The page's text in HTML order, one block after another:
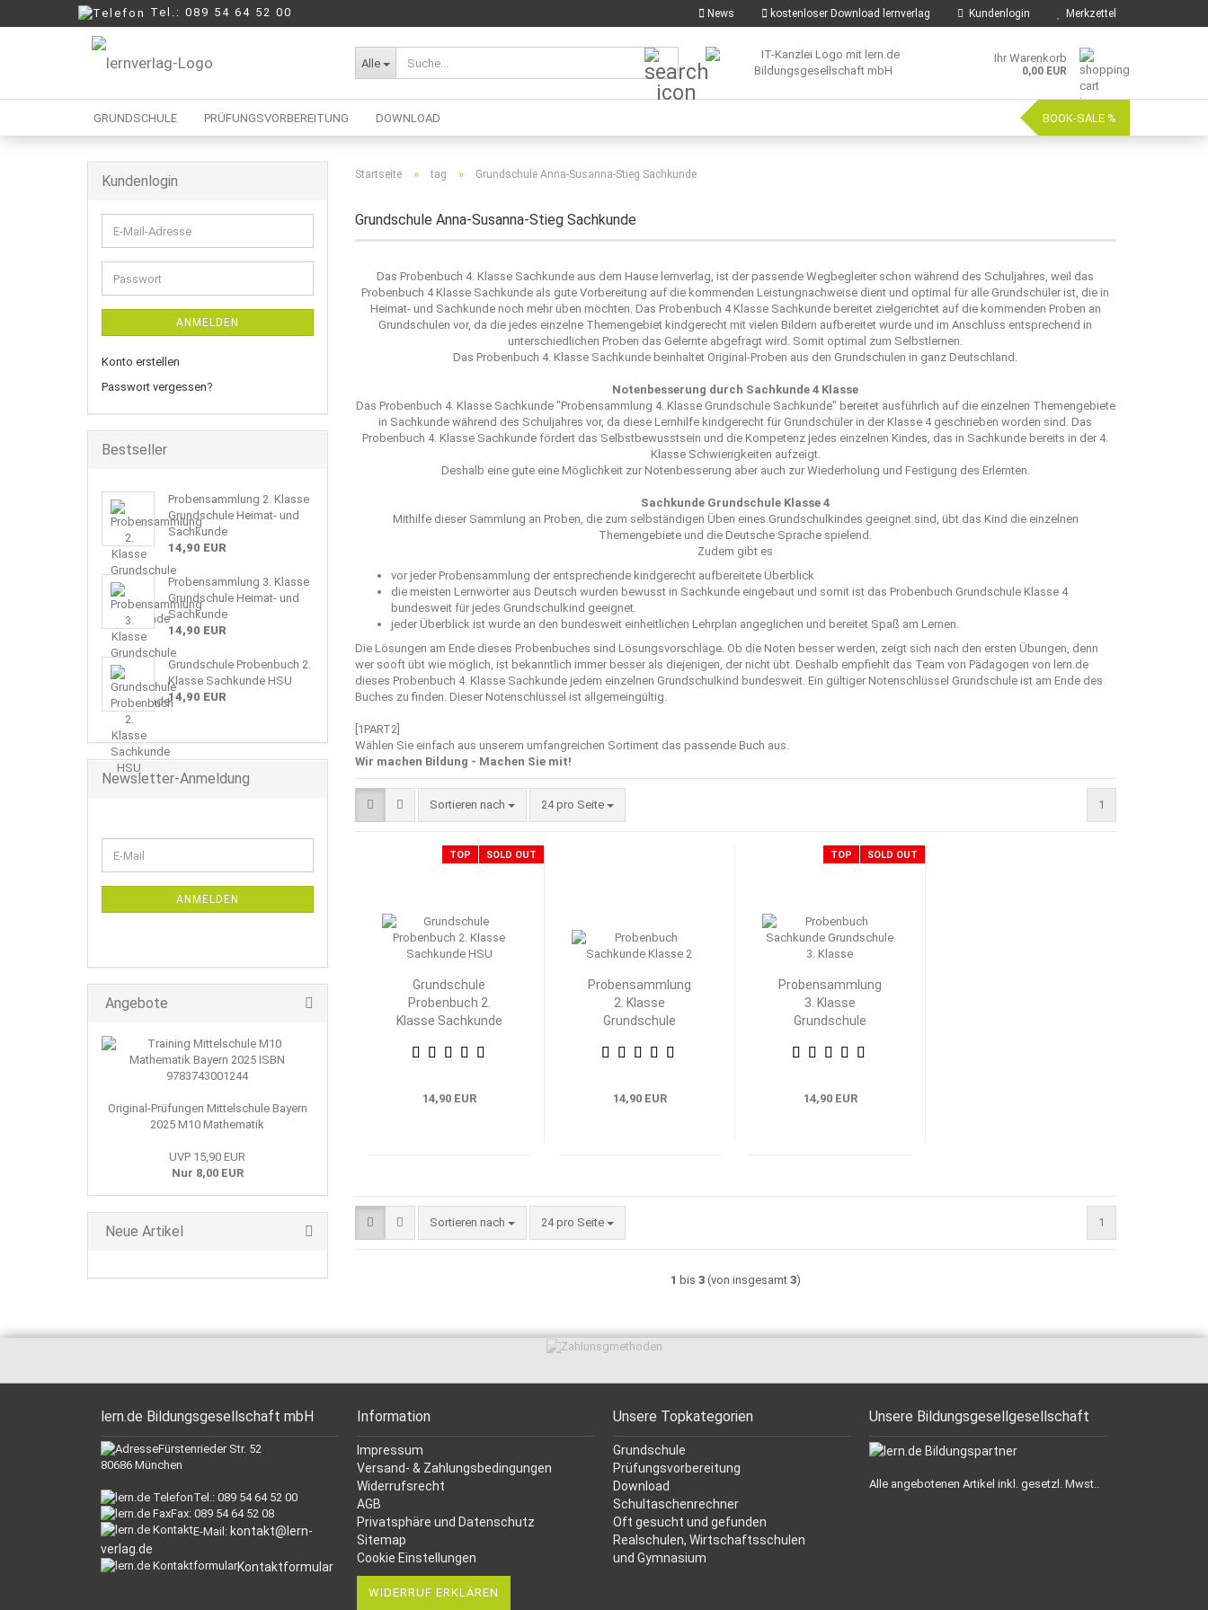
News kostenloser Download lernverlag Kundenlogin Merkzettel
Tel.: 089 54 64 52 00
Alle
Suche... Ihr Warenkorb
0,00 EUR
GRUNDSCHULE PRÜFUNGSVORBEREITUNG
Mittelschule
DOWNLOAD BOOK-SALE %
Startseite » tag » Grundschule Anna-Susanna-Stieg Sachkunde
Grundschule Anna-Susanna-Stieg Sachkunde
Das Probenbuch 4. Klasse Sachkunde aus dem Hause lernverlag, ist der passende Wegbegleiter schon während des Schuljahres, weil das
Probenbuch 4 Klasse Sachkunde als gute Vorbereitung auf die kommenden Leistungnachweise dient und optimal für alle Grundschüler ist, die in
Heimat- und Sachkunde noch mehr üben möchten. Das Probenbuch 4 Klasse Sachkunde bereitet zielgerichtet auf die kommenden Proben an
Grundschulen vor, da die jedes einzelne Themengebiet kindgerecht mit vielen Bildern aufbereitet wurde und im Anschluss entsprechend in
unterschiedlichen Proben das Gelernte abgefragt wird. Somit optimal zum Selbstlernen.
Das Probenbuch 4. Klasse Sachkunde beinhaltet Original-Proben aus den Grundschulen in ganz Deutschland.
Notenbesserung durch Sachkunde 4 Klasse
Das Probenbuch 4. Klasse Sachkunde "Probensammlung 4. Klasse Grundschule Sachkunde" bereitet ausführlich auf die einzelnen Themengebiete
in Sachkunde während des Schuljahres vor, da diese Lernhilfe kindgerecht für Grundschüler in der Klasse 4 geschrieben worden sind. Das
Probenbuch 4. Klasse Sachkunde fördert das Selbstbewusstsein und die Kompetenz jedes einzelnen Kindes, das in Sachkunde bereits in der 4.
Klasse Schwierigkeiten aufzeigt.
Deshalb eine gute eine Möglichkeit zur Notenbesserung aber auch zur Wiederholung und Festigung des Erlernten.
Sachkunde Grundschule Klasse 4
Mithilfe dieser Sammlung an Proben, die zum selbständigen Üben eines Grundschulkindes geeignet sind, übt das Kind die einzelnen
Themengebiete und die Deutsche Sprache spielend.
Zudem gibt es
vor jeder Probensammlung der entsprechende kindgerecht aufbereitete Überblick
die meisten Lernwörter aus Deutsch wurden bewusst in Sachkunde eingebaut und somit ist das Probenbuch Grundschule Klasse 4
bundesweit für jedes Grundschulkind geeignet.
jeder Überblick ist wurde an den bundesweit einheitlichen Lehrplan angeglichen und bereitet Spaß am Lernen.
Die Lösungen am Ende dieses Probenbuches sind Lösungsvorschläge. Ob die Noten besser werden, zeigt sich nach den ersten Übungen, denn
wer sooft übt wie möglich, ist bekanntlich immer besser als diejenigen, der nicht übt. Deshalb empfiehlt das Team von Pädagogen von lern.de
dieses Probenbuch 4. Klasse Sachkunde jedem einzelnen Grundschulkind bundesweit. Ein gültiger Notenschlüssel Grundschule ist am Ende des
Buches zu finden. Dieser Notenschlüssel ist allgemeingültig.
[1PART2]
Wählen Sie einfach aus unserem umfangreichen Sortiment das passende Buch aus.
Wir machen Bildung - Machen Sie mit!
Sortieren nach
Sortieren nach 24 pro Seite
pro Seite 1
TOP SOLD OUT
Grundschule
Probenbuch 2.
Klasse Sachkunde
14,90 EUR
Probensammlung
2. Klasse
Grundschule
Sachkunde
14,90 EUR
TOP SOLD OUT
Probensammlung
3. Klasse
Grundschule
Sachkunde
14,90 EUR
Sortieren nach
Sortieren nach 24 pro Seite
pro Seite 1
1 bis 3(von insgesamt 3)
Kundenlogin
E-
Mail-
Adresse
Passwort
ANMELDEN
Konto erstellen
Passwort vergessen?
Bestseller
Probensammlung 2. Klasse
Grundschule Heimat- und
Sachkunde
14,90 EUR
Probensammlung 3. Klasse
Grundschule Heimat- und
Sachkunde
14,90 EUR
Grundschule Probenbuch 2.
Klasse Sachkunde HSU
14,90 EUR
Newsletter-Anmeldung
ZUR
E-
Mail
ANMELDEN
Angebote
Original-Prüfungen Mittelschule Bayern
2025 M10 Mathematik
UVP 15,90 EUR
Nur 8,00 EUR
Neue Artikel
lern.de Bildungsgesellschaft mbH
Fürstenrieder Str. 52
80686 München
Tel.: 089 54 64 52 00
Fax: 089 54 64 52 08
E-Mail: kontakt@lern-
verlag.de
Kontaktformular
Information
Impressum
Versand- & Zahlungsbedingungen
Widerrufsrecht
AGB
Privatsphäre und Datenschutz
Sitemap
Cookie Einstellungen
WIDERRUF ERKLÄREN
Unsere Topkategorien
Grundschule
Prüfungsvorbereitung
Download
Schultaschenrechner
Oft gesucht und gefunden
Realschulen, Wirtschaftsschulen
und Gymnasium
Unsere Bildungsgesellgesellschaft
Alle angebotenen Artikel inkl. gesetzl. Mwst..